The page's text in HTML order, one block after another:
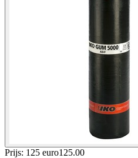
Prijs: 125 euro125.00